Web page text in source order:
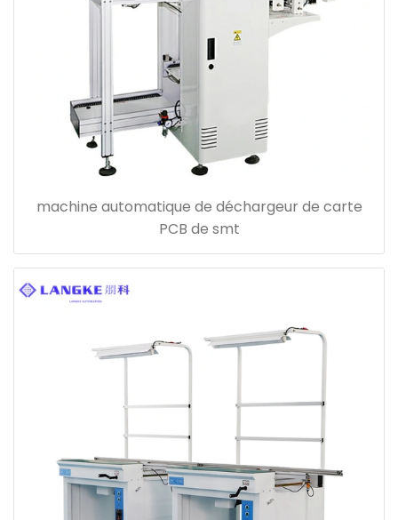
machine automatique de déchargeur de carte
PCB de smt